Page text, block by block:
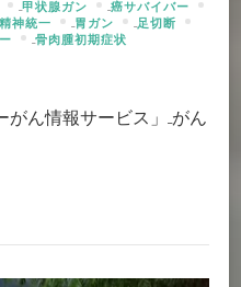
甲状腺ガン
癌サバイバー
精神統一 胃ガン
足切断
骨肉腫初期症状
がん情報サービス」 がん